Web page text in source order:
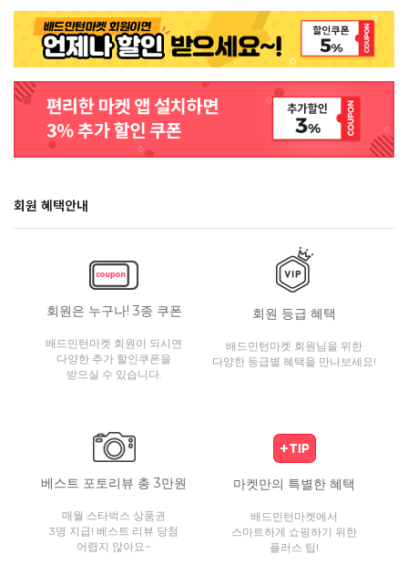
회원 혜택안내
회원은 누구나! 3종 쿠폰
배드민턴마켓 회원이 되시면
다양한 추가 할인쿠폰을
받으실 수 있습니다.
회원 등급 혜택
배드민턴마켓 회원님을 위한
다양한 등급별 혜택을 만나보세요!
베스트 포토리뷰 총 3만원
매월 스타벅스 상품권
3명 지급! 베스트 리뷰 당첨
어렵지 않아요~
마켓만의 특별한 혜택
배드민턴마켓에서
스마트하게 쇼핑하기 위한
플러스 팁!